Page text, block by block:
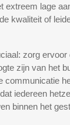
extreem lage
kwaliteit of
zorg ervoor
zijn van het
communicatie
iedereen
binnen het